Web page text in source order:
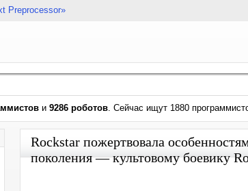
Preprocessor»
и 9286 роботов. Сейчас ищут 1880
Rockstar пожертвовала
поколения — культовому боевику